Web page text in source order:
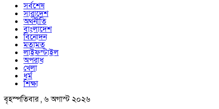
সর্বশেষ
সারাদেশ
অর্থনীতি
বাংলাদেশ
বিনোদন
মতামত
লাইফস্টাইল
অপরাধ
খেলা
ধর্ম
শিক্ষা
বৃহস্পতিবার , ৬ অগাস্ট ২০২৬